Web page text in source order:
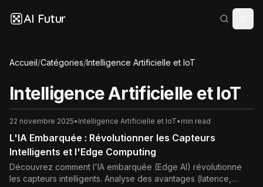
AI Futur
Accueil/Catégories/Intelligence Artificielle et IoT
Intelligence Artificielle et IoT
22 novembre 2025• Intelligence Artificielle et IoT• min read
L'IA Embarquée : Révolutionner les Capteurs
Intelligents et l'Edge Computing
Découvrez comment l'IA embarquée (Edge AI) révolutionne
les capteurs intelligents. Analyse des avantages (latence,